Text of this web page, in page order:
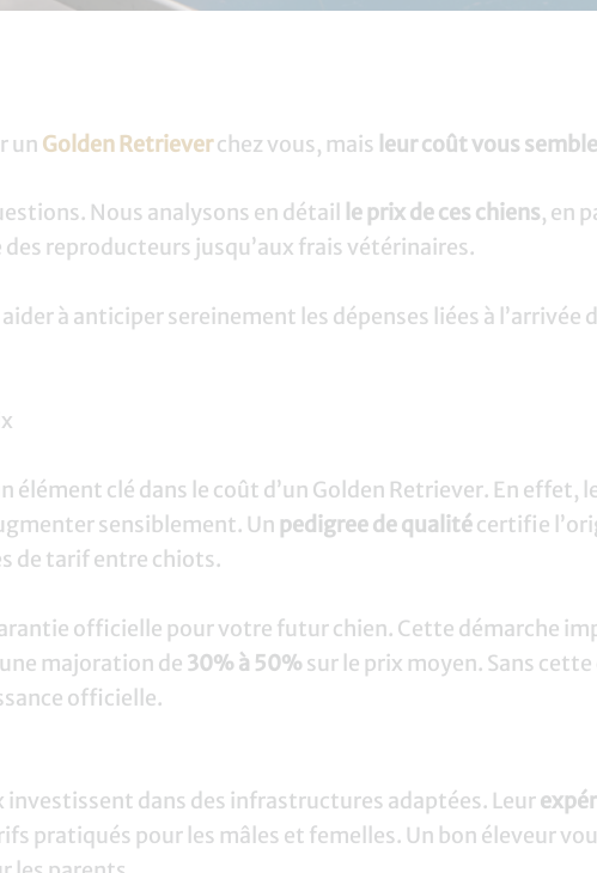
un Golden Retrieverchez vous, mais leur coût vous
Nous analysons en détail le prix de ces chiens, en
des reproducteurs jusqu’aux frais vétérinaires.
à anticiper sereinement les dépenses liées à l’arrivée
élément clé dans le coût d’un Golden Retriever. En effet,
sensiblement. Un pedigree de qualitécertifie
de tarif entre chiots.
officielle pour votre futur chien. Cette démarche
majoration de 30% à 50% sur le prix moyen. Sans
officielle.
investissent dans des infrastructures adaptées. Leur
pratiqués pour les mâles et femelles. Un bon éleveur